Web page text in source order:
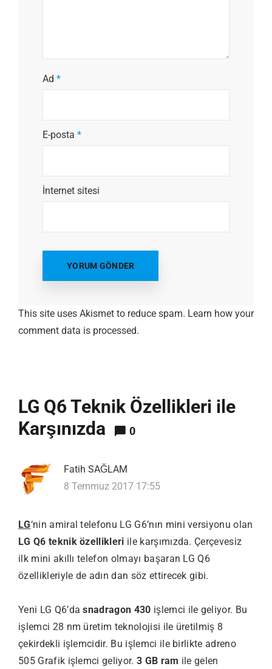
Ad *
E-posta *
İnternet sitesi
This site uses Akismet to reduce spam. Learn how your
comment data is processed.
LG Q6 Teknik Özellikleri ile
Karşınızda
0
Fatih SAĞLAM
8 Temmuz 2017 17:55
LG‘nin amiral telefonu LG G6’nın mini versiyonu olan
LG Q6 teknik özellikleri ile karşımızda. Çerçevesiz
ilk mini akıllı telefon olmayı başaran LG Q6
özellikleriyle de adın dan söz ettirecek gibi.
Yeni LG Q6’dasnadragon 430 işlemci ile geliyor. Bu
işlemci 28 nm üretim teknolojisi ile üretilmiş 8
çekirdekli işlemcidir. Bu işlemci ile birlikte adreno
505 Grafik işlemci geliyor. 3 GB ram ile gelen